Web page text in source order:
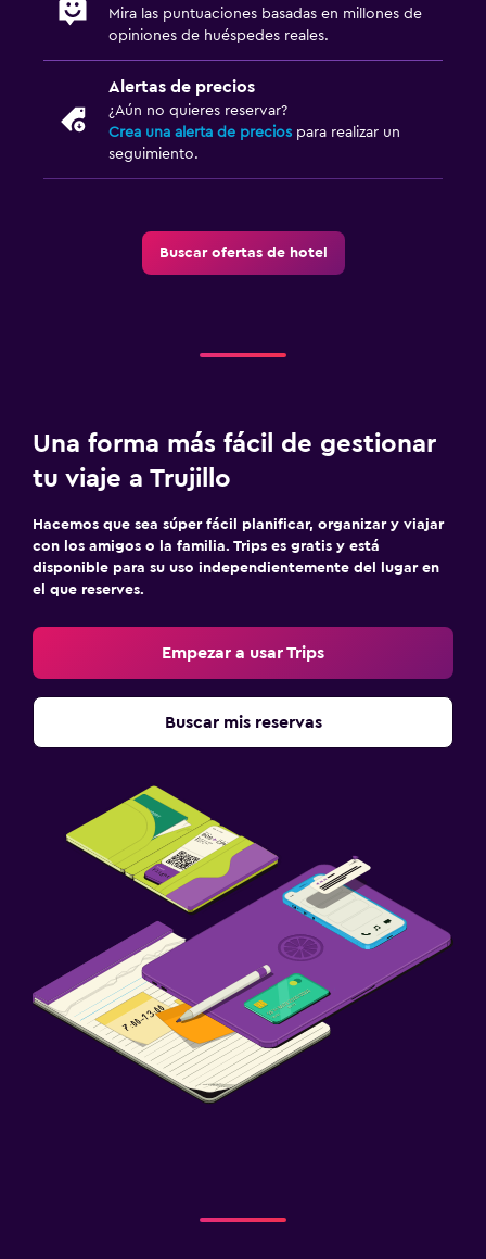
Mira las puntuaciones basadas en millones de
opiniones de huéspedes reales.
Alertas de precios
¿Aún no quieres reservar?
Crea una alerta de precios para realizar un
seguimiento.
Buscar ofertas de hotel
Una forma más fácil de gestionar
tu viaje a Trujillo
Hacemos que sea súper fácil planificar, organizar y viajar
con los amigos o la familia. Trips es gratis y está
disponible para su uso independientemente del lugar en
el que reserves.
Empezar a usar Trips
Buscar mis reservas